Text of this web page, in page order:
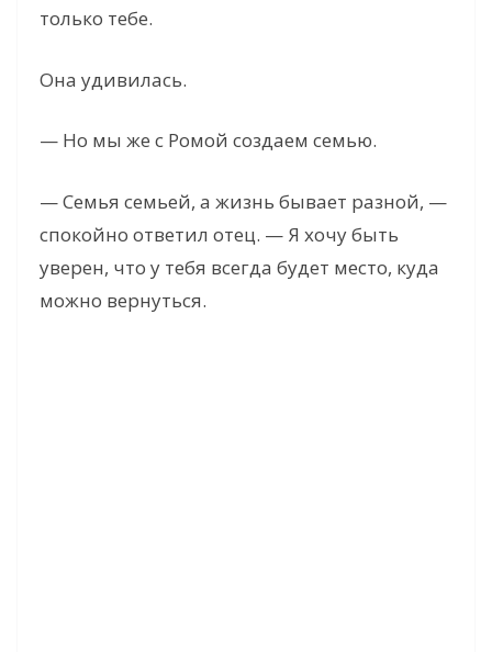
только тебе.
Она удивилась.
— Но мы же с Ромой создаем семью.
— Семья семьей, а жизнь бывает разной, —
спокойно ответил отец. — Я хочу быть
уверен, что у тебя всегда будет место, куда
можно вернуться.